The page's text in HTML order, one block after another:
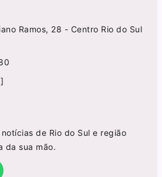
Ramos, 28 - Centro Rio do Sul
de Rio do Sul e região
da sua mão.